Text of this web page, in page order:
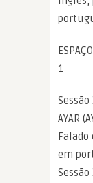
1
Sessão
AYAR
Falado
em
Sessão